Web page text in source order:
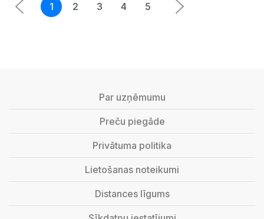
1 2 3 4 5
Par uzņēmumu
Preču piegāde
Privātuma politika
Lietošanas noteikumi
Distances līgums